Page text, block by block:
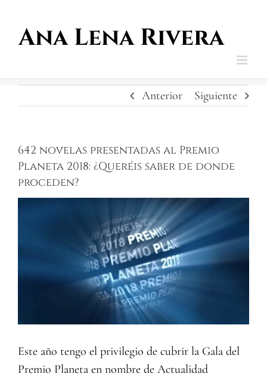
contenido
Anterior Siguiente
642 novelas presentadas al Premio
Planeta 2018: ¿Queréis saber de donde
proceden?
Este año tengo el privilegio de cubrir la Gala del
Premio Planeta en nombre de Actualidad